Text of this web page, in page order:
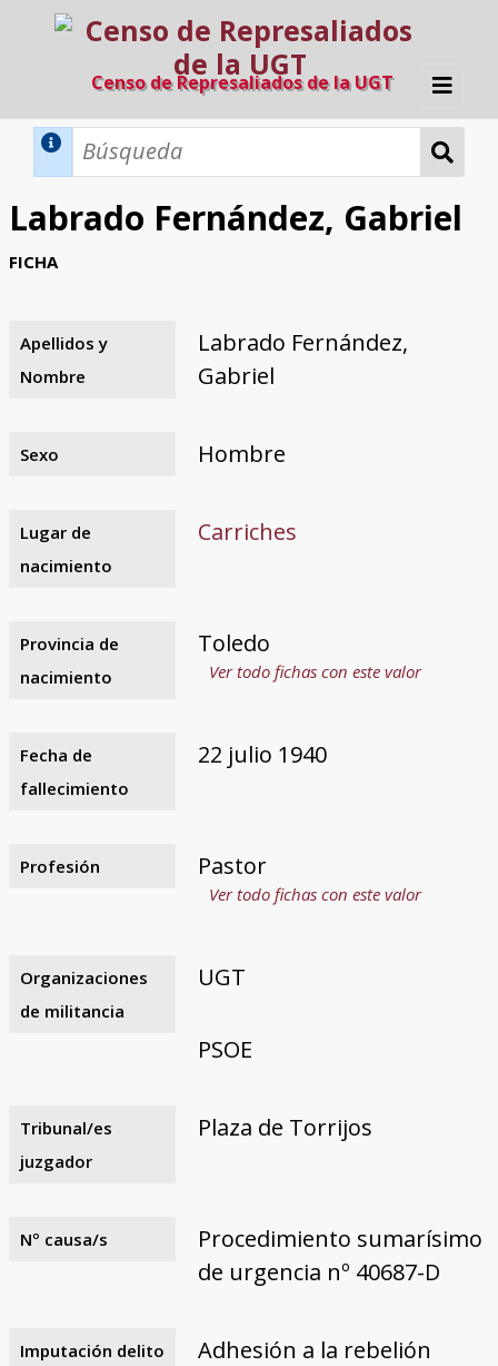
Censo de Represaliados de la UGT
Inicio
Razones y objetivos
El equipo
Colaboradores
Fuentes documentales
Labrado Fernández, Gabriel
FICHA
Apellidos y
Nombre
Labrado Fernández,
Gabriel
Sexo Hombre
Lugar de
nacimiento
Carriches
Provincia de
nacimiento
Toledo
Ver todo fichas con este valor
Fecha de
fallecimiento
22 julio 1940
Profesión Pastor
Ver todo fichas con este valor
Organizaciones
de militancia
UGT
PSOE
Tribunal/es
juzgador
Plaza de Torrijos
Nº causa/s
Procedimiento sumarísimo
de urgencia nº 40687-D
Imputación delito Adhesión a la rebelión